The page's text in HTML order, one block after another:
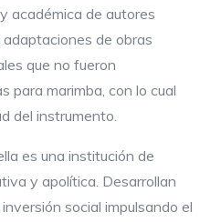
académica de autores
de obras
que no fueron
para marimba, con lo cual
del instrumento.
es una institución de
y apolítica. Desarrollan
social impulsando el